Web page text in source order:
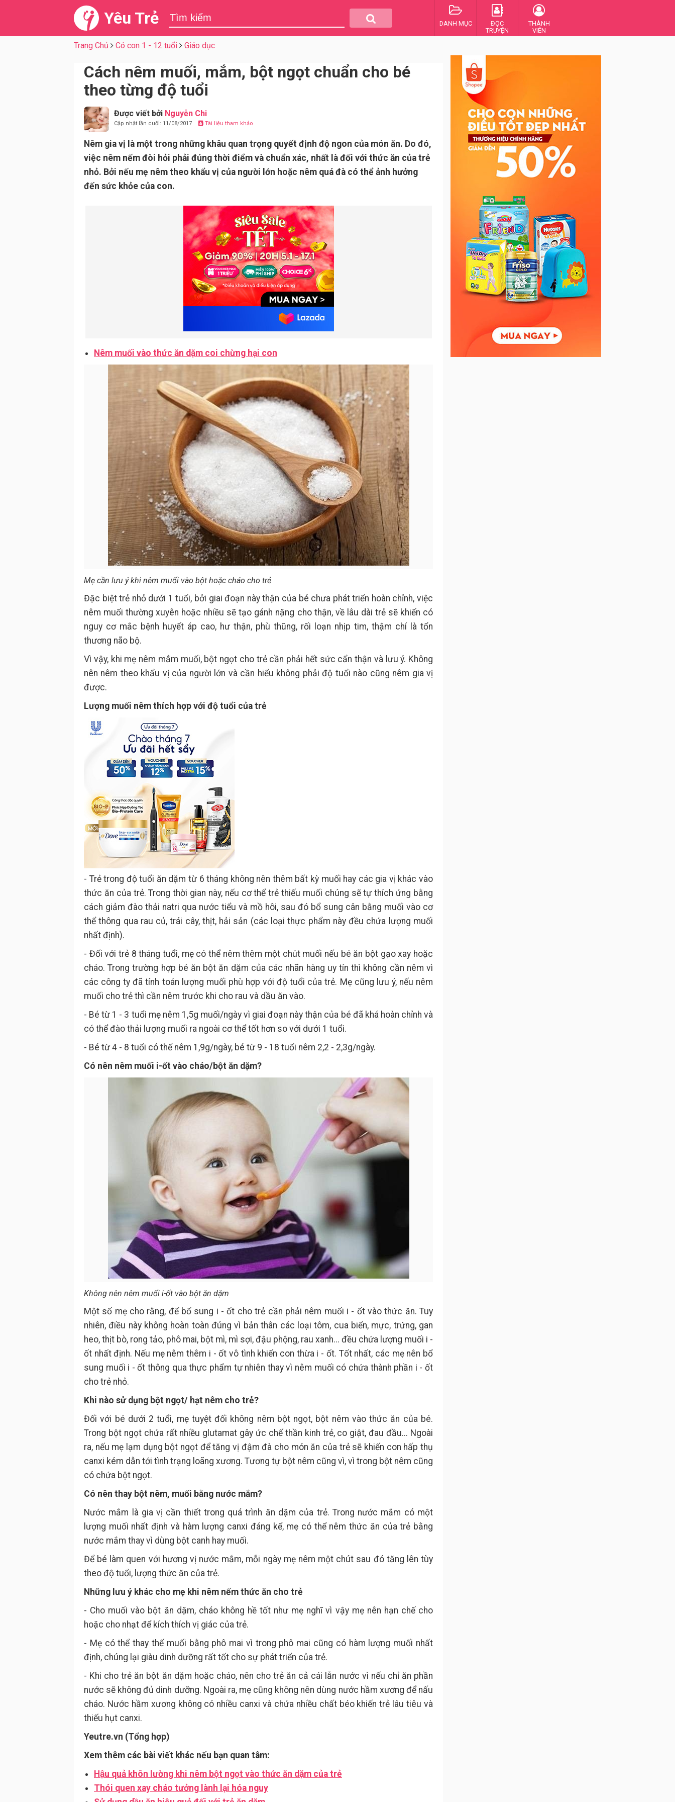
Yêu Trẻ DANH MỤC
ĐỌC
TRUYỆN
THÀNH
VIÊN
Trang Chủ Có con 1 - 12 tuổi Giáo dục
Cách nêm muối, mắm, bột ngọt chuẩn cho bé
theo từng độ tuổi
Được viết bởi Nguyễn Chi
Cập nhật lần cuối: 11/08/2017 Tài liệu tham khảo
Nêm gia vị là một trong những khâu quan trọng quyết định độ ngon của món ăn. Do đó,
việc nêm nếm đòi hỏi phải đúng thời điểm và chuẩn xác, nhất là đối với thức ăn của trẻ
nhỏ. Bởi nếu mẹ nêm theo khẩu vị của người lớn hoặc nêm quá đà có thể ảnh hưởng
đến sức khỏe của con.
Nêm muối vào thức ăn dặm coi chừng hại con
Mẹ cần lưu ý khi nêm muối vào bột hoặc cháo cho trẻ
Đặc biệt trẻ nhỏ dưới 1 tuổi, bởi giai đoạn này thận của bé chưa phát triển hoàn chỉnh, việc
nêm muối thường xuyên hoặc nhiều sẽ tạo gánh nặng cho thận, về lâu dài trẻ sẽ khiến có
nguy cơ mắc bệnh huyết áp cao, hư thận, phù thũng, rối loạn nhịp tim, thậm chí là tổn
thương não bộ.
Vì vậy, khi mẹ nêm mắm muối, bột ngọt cho trẻ cần phải hết sức cẩn thận và lưu ý. Không
nên nêm theo khẩu vị của người lớn và cần hiểu không phải độ tuổi nào cũng nêm gia vị
được.
Lượng muối nêm thích hợp với độ tuổi của trẻ
- Trẻ trong độ tuổi ăn dặm từ 6 tháng không nên thêm bất kỳ muối hay các gia vị khác vào
thức ăn của trẻ. Trong thời gian này, nếu cơ thể trẻ thiếu muối chúng sẽ tự thích ứng bằng
cách giảm đào thải natri qua nước tiểu và mồ hôi, sau đó bổ sung cân bằng muối vào cơ
thể thông qua rau củ, trái cây, thịt, hải sản (các loại thực phẩm này đều chứa lượng muối
nhất định).
- Đối với trẻ 8 tháng tuổi, mẹ có thể nêm thêm một chút muối nếu bé ăn bột gạo xay hoặc
cháo. Trong trường hợp bé ăn bột ăn dặm của các nhãn hàng uy tín thì không cần nêm vì
các công ty đã tính toán lượng muối phù hợp với độ tuổi của trẻ. Mẹ cũng lưu ý, nếu nêm
muối cho trẻ thì cần nêm trước khi cho rau và dầu ăn vào.
- Bé từ 1 - 3 tuổi mẹ nêm 1,5g muối/ngày vì giai đoạn này thận của bé đã khá hoàn chỉnh và
có thể đào thải lượng muối ra ngoài cơ thể tốt hơn so với dưới 1 tuổi.
- Bé từ 4 - 8 tuổi có thể nêm 1,9g/ngày, bé từ 9 - 18 tuổi nêm 2,2 - 2,3g/ngày.
Có nên nêm muối i-ốt vào cháo/bột ăn dặm?
Không nên nêm muối i-ốt vào bột ăn dặm
Một số mẹ cho rằng, để bổ sung i - ốt cho trẻ cần phải nêm muối i - ốt vào thức ăn. Tuy
nhiên, điều này không hoàn toàn đúng vì bản thân các loại tôm, cua biển, mực, trứng, gan
heo, thịt bò, rong tảo, phô mai, bột mì, mì sợi, đậu phộng, rau xanh... đều chứa lượng muối i -
ốt nhất định. Nếu mẹ nêm thêm i - ốt vô tình khiến con thừa i - ốt. Tốt nhất, các mẹ nên bổ
sung muối i - ốt thông qua thực phẩm tự nhiên thay vì nêm muối có chứa thành phần i - ốt
cho trẻ nhỏ.
Khi nào sử dụng bột ngọt/ hạt nêm cho trẻ?
Đối với bé dưới 2 tuổi, mẹ tuyệt đối không nêm bột ngọt, bột nêm vào thức ăn của bé.
Trong bột ngọt chứa rất nhiều glutamat gây ức chế thần kinh trẻ, co giật, đau đầu... Ngoài
ra, nếu mẹ lạm dụng bột ngọt để tăng vị đậm đà cho món ăn của trẻ sẽ khiến con hấp thụ
canxi kém dẫn tới tình trạng loãng xương. Tương tự bột nêm cũng vì, vì trong bột nêm cũng
có chứa bột ngọt.
Có nên thay bột nêm, muối bằng nước mắm?
Nước mắm là gia vị cần thiết trong quá trình ăn dặm của trẻ. Trong nước mắm có một
lượng muối nhất định và hàm lượng canxi đáng kể, mẹ có thể nêm thức ăn của trẻ bằng
nước mắm thay vì dùng bột canh hay muối.
Để bé làm quen với hương vị nước mắm, mỗi ngày mẹ nêm một chút sau đó tăng lên tùy
theo độ tuổi, lượng thức ăn của trẻ.
Những lưu ý khác cho mẹ khi nêm nếm thức ăn cho trẻ
- Cho muối vào bột ăn dặm, cháo không hề tốt như mẹ nghĩ vì vậy mẹ nên hạn chế cho
hoặc cho nhạt để kích thích vị giác của trẻ.
- Mẹ có thể thay thế muối bằng phô mai vì trong phô mai cũng có hàm lượng muối nhất
định, chúng lại giàu dinh dưỡng rất tốt cho sự phát triển của trẻ.
- Khi cho trẻ ăn bột ăn dặm hoặc cháo, nên cho trẻ ăn cả cái lẫn nước vì nếu chỉ ăn phần
nước sẽ không đủ dinh dưỡng. Ngoài ra, mẹ cũng không nên dùng nước hầm xương để nấu
cháo. Nước hầm xương không có nhiều canxi và chứa nhiều chất béo khiến trẻ lâu tiêu và
thiếu hụt canxi.
Yeutre.vn (Tổng hợp)
Xem thêm các bài viết khác nếu bạn quan tâm:
Hậu quả khôn lường khi nêm bột ngọt vào thức ăn dặm của trẻ
Thói quen xay cháo tưởng lành lại hóa nguy